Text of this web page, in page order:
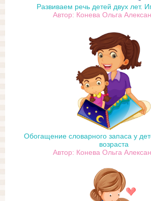
Развиваем речь детей двух лет.
Автор: Конева Ольга
Обогащение словарного запаса у
возраста
Автор: Конева Ольга